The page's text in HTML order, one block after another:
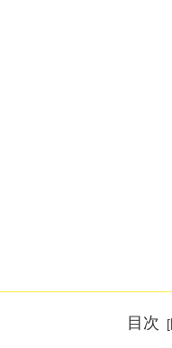
目次